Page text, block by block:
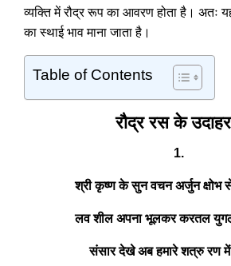
व्यक्ति में रौद्र रूप का आवरण होता है। अतः
का स्थाई भाव माना जाता है।
Table of Contents
रौद्र रस के
1.
श्री कृष्ण के सुन वचन अर्जुन
लव शील अपना भूलकर करतल
संसार देखे अब हमारे शत्रु रण